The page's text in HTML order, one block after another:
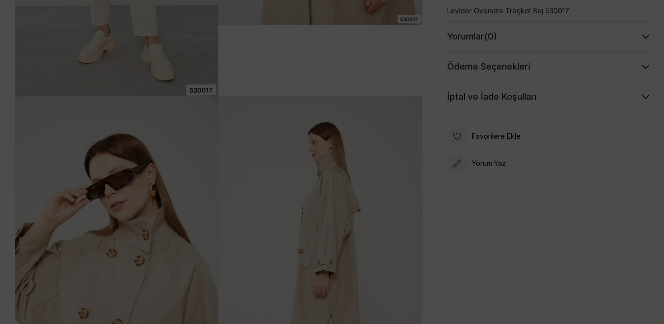
Levidor Oversize Treçkot Bej 530017
Yorumlar(0)
Ödeme Seçenekleri
İptal ve İade Koşulları
Favorilere Ekle
Yorum Yaz